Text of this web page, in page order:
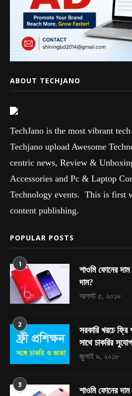
ABOUT TECHJANO
TechJano is the most vibrant
Techjano upload Awesome
centric news, Review &
Accessories and Pc & Laptop
Technology events. This is first
content publishing.
POPULAR POSTS
1
শাওমি ফোনের
দাম?
আগস্ট ৫, ২০১৮
2
সরকারি খরচে ফ্রি
সাথে চাকরির সুযোগ
জুলাই ৯, ২০১৮
3
শাওমি ফোনের